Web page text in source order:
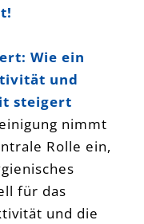
Wie ein
und
steigert
nimmt
Rolle ein,
für das
und die